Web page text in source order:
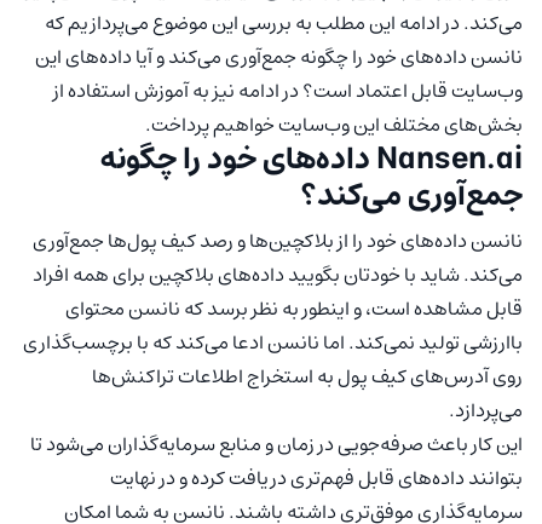
می‌کند. در ادامه این مطلب به بررسی این موضوع می‌پردازیم که
نانسن داده‌های خود را چگونه جمع‌آوری می‌کند و آیا داده‌های این
وب‌سایت قابل اعتماد است؟ در ادامه نیز به آموزش استفاده از
بخش‌های مختلف این وب‌سایت خواهیم پرداخت.
Nansen.ai داده‌های خود را چگونه
جمع‌آوری می‌کند؟
نانسن داده‌های خود را از بلاکچین‌ها و رصد کیف پول‌ها جمع‌آوری
می‌کند. شاید با خودتان بگویید داده‌های بلاکچین برای همه افراد
قابل مشاهده است، و اینطور به نظر برسد که نانسن محتوای
باارزشی تولید نمی‌کند. اما نانسن ادعا می‌کند که با برچسب‌گذاری
روی آدرس‌های کیف پول به استخراج اطلاعات تراکنش‌ها
می‌پردازد.
این کار باعث صرفه‌جویی در زمان و منابع سرمایه‌گذاران می‌شود تا
بتوانند داده‌های قابل فهم‌تری دریافت کرده و در نهایت
سرمایه‌گذاری موفق‌تری داشته باشند. نانسن به شما امکان